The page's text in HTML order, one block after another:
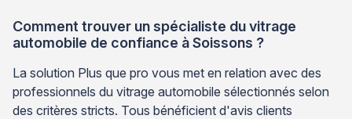
Comment trouver un spécialiste du vitrage
automobile de confiance à Soissons ?
La solution Plus que pro vous met en relation avec des
professionnels du vitrage automobile sélectionnés selon
des critères stricts. Tous bénéficient d'avis clients